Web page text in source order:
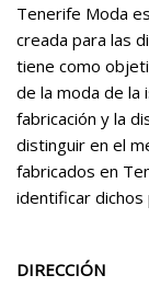
Tenerife Moda
creada para las
tiene como
de la moda de la
fabricación y la
distinguir en el
fabricados en
identificar
DIRECCIÓN